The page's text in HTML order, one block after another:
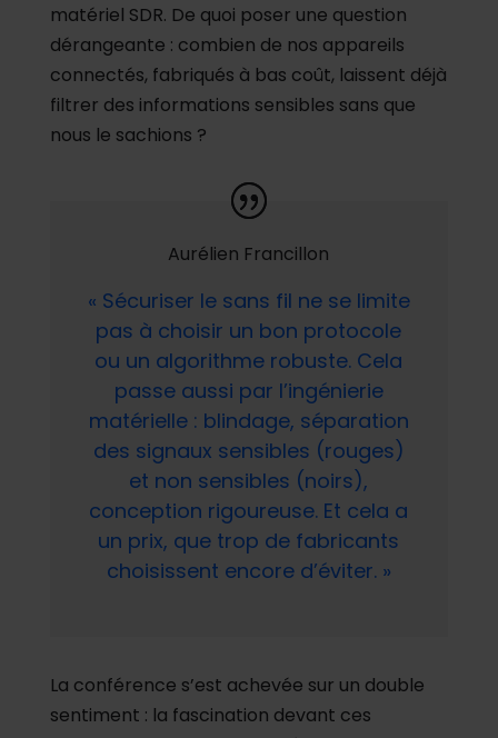
matériel SDR. De quoi poser une question
dérangeante : combien de nos appareils
connectés, fabriqués à bas coût, laissent déjà
filtrer des informations sensibles sans que
nous le sachions ?
Aurélien Francillon
« Sécuriser le sans fil ne se limite
pas à choisir un bon protocole
ou un algorithme robuste. Cela
passe aussi par l’ingénierie
matérielle : blindage, séparation
des signaux sensibles (rouges)
et non sensibles (noirs),
conception rigoureuse. Et cela a
un prix, que trop de fabricants
choisissent encore d’éviter. »
La conférence s’est achevée sur un double
sentiment : la fascination devant ces